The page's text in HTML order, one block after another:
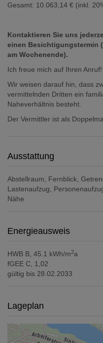
Gesamt: 10.063,14 € (inkl.
Kontaktieren Sie uns
einen Besichtigungstermin
am Wochenende).
Ich freue mich auf Ihren Anruf!
Wir weisen darauf hin, dass
vermittelnden Dritten ein
Naheverhältnis besteht.
Der Vermittler ist als
Ausstattung
Abstellraum Fernblick
Lastenaufzug
Nähe
Energieausweis
HWB B, 45.1 kWh/m2a
fGEE C, 1,02
gültig bis 28.02.2033
Lageplan